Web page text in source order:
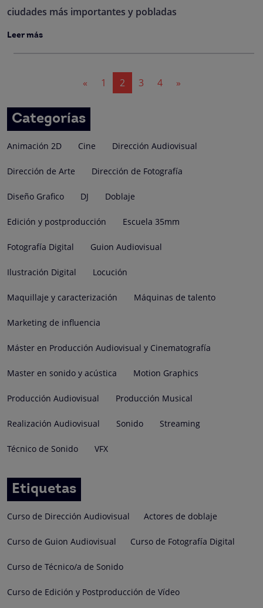
ciudades más importantes y pobladas
Leer más
entradas
« 1 2 3 4 »
Categorías
Animación 2D Cine Dirección Audiovisual
Dirección de Arte Dirección de Fotografía
Diseño Grafico DJ Doblaje
Edición y postproducción Escuela 35mm
Fotografía Digital Guion Audiovisual
Ilustración Digital Locución
Maquillaje y caracterización Máquinas de talento
Marketing de influencia
Máster en Producción Audiovisual y Cinematografía
Master en sonido y acústica Motion Graphics
Producción Audiovisual Producción Musical
Realización Audiovisual Sonido Streaming
Técnico de Sonido VFX
Etiquetas
Curso de Dirección Audiovisual Actores de doblaje
Curso de Guion Audiovisual Curso de Fotografía Digital
Curso de Técnico/a de Sonido
Curso de Edición y Postproducción de Vídeo